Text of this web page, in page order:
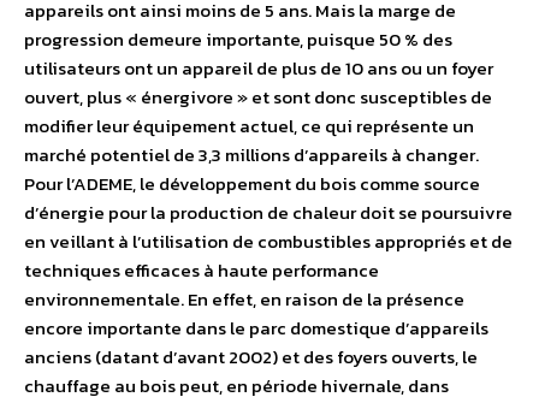
appareils ont ainsi moins de 5 ans. Mais la marge de
progression demeure importante, puisque 50 % des
utilisateurs ont un appareil de plus de 10 ans ou un foyer
ouvert, plus « énergivore » et sont donc susceptibles de
modifier leur équipement actuel, ce qui représente un
marché potentiel de 3,3 millions d’appareils à changer.
Pour l’ADEME, le développement du bois comme source
d’énergie pour la production de chaleur doit se poursuivre
en veillant à l’utilisation de combustibles appropriés et de
techniques efficaces à haute performance
environnementale. En effet, en raison de la présence
encore importante dans le parc domestique d’appareils
anciens (datant d’avant 2002) et des foyers ouverts, le
chauffage au bois peut, en période hivernale, dans